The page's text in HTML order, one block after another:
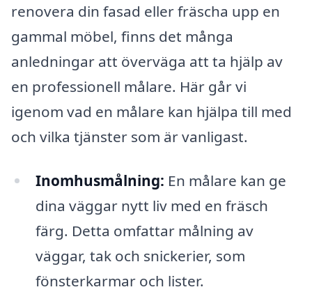
renovera din fasad eller fräscha upp en
gammal möbel, finns det många
anledningar att överväga att ta hjälp av
en professionell målare. Här går vi
igenom vad en målare kan hjälpa till med
och vilka tjänster som är vanligast.
Inomhusmålning: En målare kan ge
dina väggar nytt liv med en fräsch
färg. Detta omfattar målning av
väggar, tak och snickerier, som
fönsterkarmar och lister.